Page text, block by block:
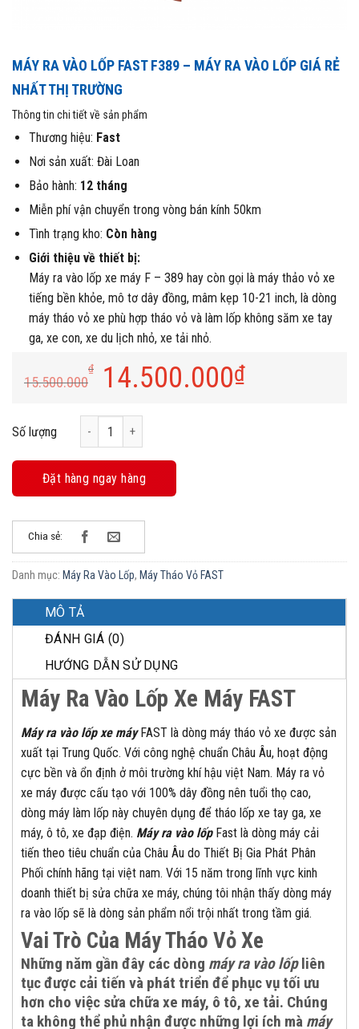
MÁY RA VÀO LỐP FAST F389 – MÁY RA VÀO LỐP GIÁ RẺ
NHẤT THỊ TRƯỜNG
Thông tin chi tiết về sản phẩm
Thương hiệu: Fast
Nơi sản xuất: Đài Loan
Bảo hành: 12 tháng
Miễn phí vận chuyển trong vòng bán kính 50km
Tình trạng kho: Còn hàng
Giới thiệu về thiết bị:
Máy ra vào lốp xe máy F – 389 hay còn gọi là máy thảo vỏ xe
tiếng bền khỏe, mô tơ dây đồng, mâm kẹp 10-21 inch, là dòng
máy tháo vỏ xe phù hợp tháo vỏ và làm lốp không săm xe tay
ga, xe con, xe du lịch nhỏ, xe tải nhỏ.
15.500.000
₫ 14.500.000₫
Số lượng Máy Ra Vào Lốp FAST F389 - Máy Ra Vào Lốp Giá Rẻ
Đặt hàng ngay hàng
Chia sẻ:
Danh mục: Máy Ra Vào Lốp, Máy Tháo Vỏ FAST
MÔ TẢ
ĐÁNH GIÁ (0)
HƯỚNG DẪN SỬ DỤNG
Máy Ra Vào Lốp Xe Máy FAST
Máy ra vào lốp xe máyFAST là dòng máy tháo vỏ xe được sản
xuất tại Trung Quốc. Với công nghệ chuẩn Châu Âu, hoạt động
cực bền và ổn định ở môi trường khí hậu việt Nam. Máy ra vỏ
xe máy được cấu tạo với 100% dây đồng nên tuổi thọ cao,
dòng máy làm lốp này chuyên dụng để tháo lốp xe tay ga, xe
máy, ô tô, xe đạp điện. Máy ra vào lốpFast là dòng máy cải
tiến theo tiêu chuẩn của Châu Âu do Thiết Bị Gia Phát Phân
Phối chính hãng tại việt nam. Với 15 năm trong lĩnh vực kinh
doanh thiết bị sửa chữa xe máy, chúng tôi nhận thấy dòng máy
ra vào lốp sẽ là dòng sản phẩm nổi trội nhất trong tầm giá.
Vai Trò Của Máy Tháo Vỏ Xe
Những năm gần đây các dòng máy ra vào lốpliên
tục được cải tiến và phát triển để phục vụ tối ưu
hơn cho việc sửa chữa xe máy, ô tô, xe tải. Chúng
ta không thể phủ nhận được những lợi ích mà máy